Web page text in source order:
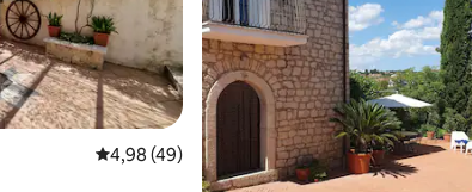
52 commentaires : 4,92 sur 5
Évaluation moyenne sur la base de 49
4,98 (49)